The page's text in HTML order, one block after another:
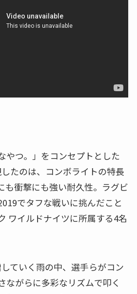
やつ。」をコンセプトとした
たのは、コンボライトの特長
も衝撃にも強い耐久性。ラグビ
でタフな戦いに挑んだこと
ワイルドナイツに所属する4名
ていく雨の中、選手らがコン
ながらに多彩なリズムで叩く